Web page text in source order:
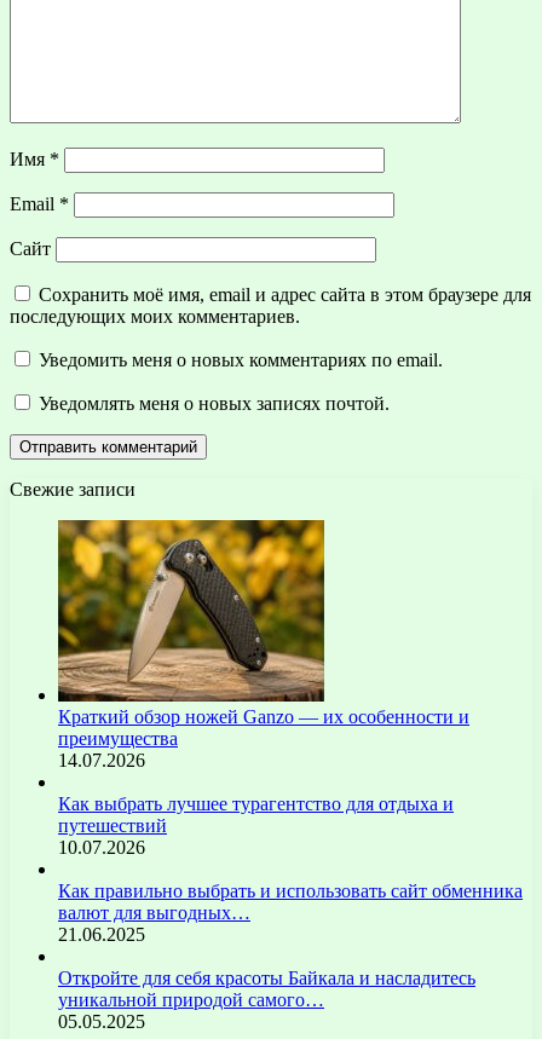
Имя *
Email *
Сайт
Сохранить моё имя, email и адрес сайта в этом браузере для
последующих моих комментариев.
Уведомить меня о новых комментариях по email.
Уведомлять меня о новых записях почтой.
Свежие записи
Краткий обзор ножей Ganzo — их особенности и
преимущества
14.07.2026
Как выбрать лучшее турагентство для отдыха и
путешествий
10.07.2026
Как правильно выбрать и использовать сайт обменника
валют для выгодных…
21.06.2025
Откройте для себя красоты Байкала и насладитесь
уникальной природой самого…
05.05.2025